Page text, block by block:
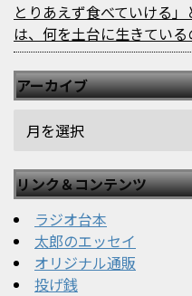
とりあえず食べていける
は、何を土台に生きている
アーカイブ
リンク＆コンテンツ
ラジオ台本
太郎のエッセイ
オリジナル通販
投げ銭